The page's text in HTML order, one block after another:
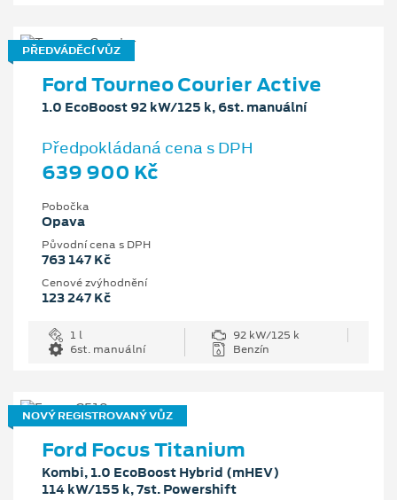
PŘEDVÁDĚCÍ VŮZ
Ford Tourneo Courier Active
1.0 EcoBoost 92 kW/125 k, 6st. manuální
Předpokládaná cena s DPH
639 900 Kč
Pobočka
Opava
Původní cena s DPH
763 147 Kč
Cenové zvýhodnění
123 247 Kč
1 l
92 kW/125 k
6st. manuální
Benzín
NOVÝ REGISTROVANÝ VŮZ
Ford Focus Titanium
Kombi, 1.0 EcoBoost Hybrid (mHEV)
114 kW/155 k, 7st. Powershift